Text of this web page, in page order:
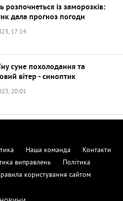
розпочнеться із заморозків:
дала прогноз погоди
17:14
суне похолодання та
вітер - синоптик
20:01
Наша команда
Контакти
виправлень
Політика
користування сайтом